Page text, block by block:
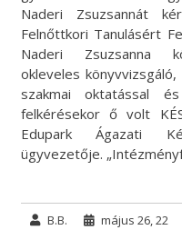
Naderi Zsuzsannát
Felnőttkori Tanulásért
Naderi Zsuzsanna
okleveles
szakmai oktatással
felkérésekor ő volt
Edupark Ágazati
ügyvezetője.
B.B. május 26, 22